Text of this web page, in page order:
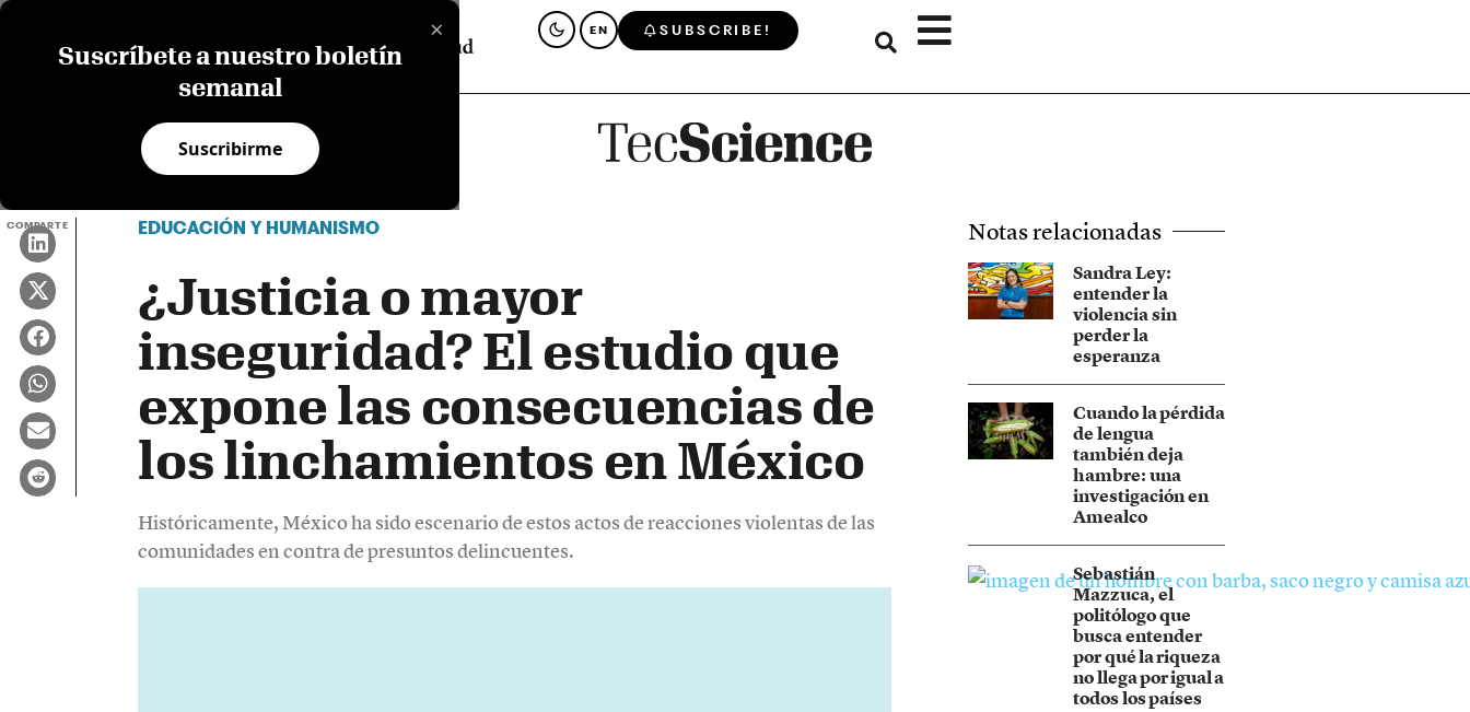
×
Suscríbete a nuestro boletín
semanal
Suscribirme
EN SUBSCRIBE!
COMPARTE EDUCACIÓN Y HUMANISMO
¿Justicia o mayor
inseguridad? El estudio que
expone las consecuencias de
los linchamientos en México
Históricamente, México ha sido escenario de estos actos de reacciones violentas de las
comunidades en contra de presuntos delincuentes.
Notas relacionadas
Sandra Ley:
entender la
violencia sin
perder la
esperanza
Cuando la pérdida
de lengua
también deja
hambre: una
investigación en
Amealco
Sebastián
Mazzuca, el
politólogo que
busca entender
por qué la riqueza
no llega por igual a
todos los países